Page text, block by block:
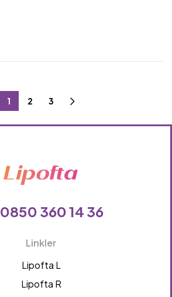
1 2 3
0850 360 14 36
Linkler
Lipofta L
Lipofta R